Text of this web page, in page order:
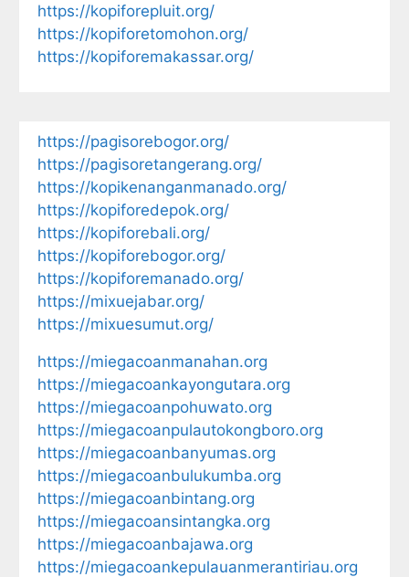
https://kopiforepluit.org/
https://kopiforetomohon.org/
https://kopiforemakassar.org/
https://pagisorebogor.org/
https://pagisoretangerang.org/
https://kopikenanganmanado.org/
https://kopiforedepok.org/
https://kopiforebali.org/
https://kopiforebogor.org/
https://kopiforemanado.org/
https://mixuejabar.org/
https://mixuesumut.org/
https://miegacoanmanahan.org
https://miegacoankayongutara.org
https://miegacoanpohuwato.org
https://miegacoanpulautokongboro.org
https://miegacoanbanyumas.org
https://miegacoanbulukumba.org
https://miegacoanbintang.org
https://miegacoansintangka.org
https://miegacoanbajawa.org
https://miegacoankepulauanmerantiriau.org